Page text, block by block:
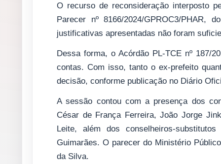
O recurso de reconsideração interposto
Parecer nº 8166/2024/GPROC3/PHAR,
justificativas apresentadas não foram
Dessa forma, o Acórdão PL-TCE nº 187/
contas. Com isso, tanto o ex-prefeito
decisão, conforme publicação no Diário
A sessão contou com a presença dos
César de França Ferreira, João Jorge
Leite, além dos conselheiros-
Guimarães. O parecer do Ministério
da Silva.